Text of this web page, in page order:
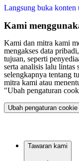
Langsung buka konten
Kami
Kami dan mitra kami
mengakses data
tujuan, seperti
serta analisis lalu
selengkapnya tentang
mitra kami atau
"Ubah pengaturan
Ubah pengaturan cookie
Tawaran kami